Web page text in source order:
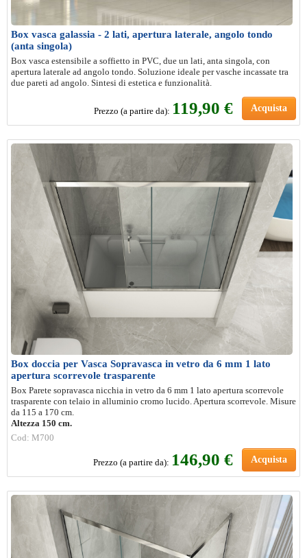
Box vasca galassia - 2 lati, apertura laterale, angolo tondo
(anta singola)
Box vasca estensibile a soffietto in PVC, due un lati, anta singola, con
apertura laterale ad angolo tondo. Soluzione ideale per vasche incassate tra
due pareti ad angolo. Sintesi di estetica e funzionalità.
Prezzo (a partire da): 119,90 € Acquista
Box doccia per Vasca Sopravasca in vetro da 6 mm 1 lato
apertura scorrevole trasparente
Box Parete sopravasca nicchia in vetro da 6 mm 1 lato apertura scorrevole
trasparente con telaio in alluminio cromo lucido. Apertura scorrevole. Misure
da 115 a 170 cm.
Altezza 150 cm.
Cod: M700
Prezzo (a partire da): 146,90 € Acquista